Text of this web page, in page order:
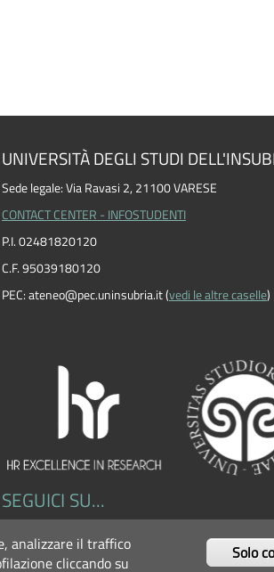
UNIVERSITÀ DEGLI STUDI
Sede legale: Via Ravasi 2, 21100 VARESE
CONTACT CENTER - INFOSTUDENTI
P.I. 02481820120
C.F. 95039180120
PEC: ateneo@pec.uninsubria.it (vedi le altre caselle)
SEGUICI SU...
Facebook
TwitterInstagramYoutubeLinkedin
analizzare il traffico
cliccando su
Solo